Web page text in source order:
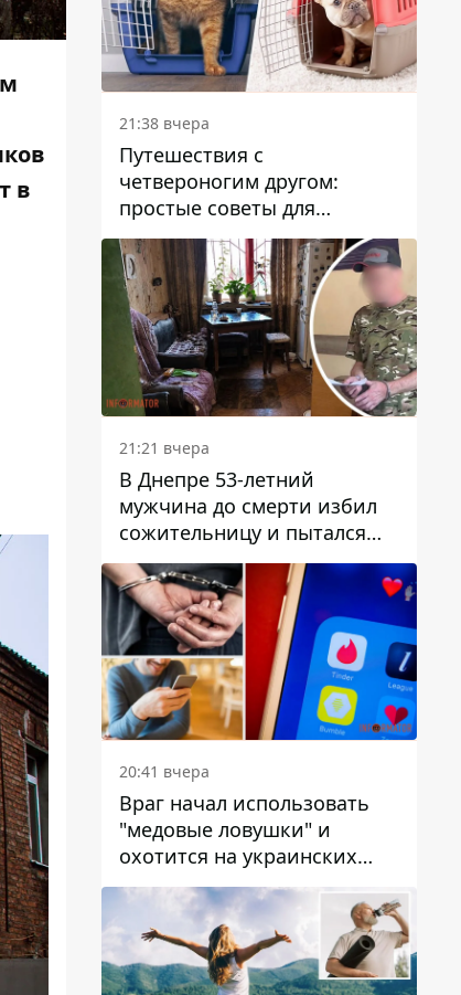
в
21:38 вчера
Путешествия с
четвероногим другом:
простые советы для
поездок с животными
21:21 вчера
В Днепре 53-летний
мужчина до смерти избил
сожительницу и пытался
скрыть преступление:
детали
20:41 вчера
Враг начал использовать
"медовые ловушки" и
охотится на украинских
военнослужащих